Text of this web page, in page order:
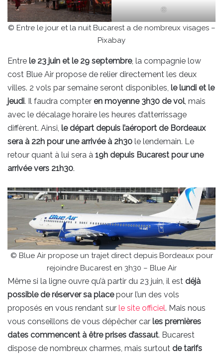
©
© Entre le jour et la nuit Bucarest a de nombreux visages –
Pixabay
Entre le 23 juin et le 29 septembre, la compagnie low
cost Blue Air propose de relier directement les deux
villes. 2 vols par semaine seront disponibles, le lundi et le
jeudi. Il faudra compter en moyenne 3h30 de vol, mais
avec le décalage horaire les heures d’atterrissage
diffèrent. Ainsi, le départ depuis l’aéroport de Bordeaux
sera à 22h pour une arrivée à 2h30 le lendemain. Le
retour quant à lui sera à 19h depuis Bucarest pour une
arrivée vers 21h30.
© Blue Air propose un trajet direct depuis Bordeaux pour
rejoindre Bucarest en 3h30 – Blue Air
Même si la ligne ouvre qu’à partir du 23 juin, il est déjà
possible de réserver sa placepour l’un des vols
proposés en vous rendant sur le site officiel. Mais nous
vous conseillons de vous dépêcher car les premières
dates commencent à être prises d’assaut. Bucarest
dispose de nombreux charmes, mais surtout de tarifs